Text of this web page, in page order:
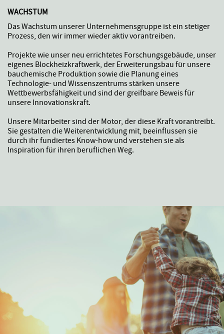
WACHSTUM
Das Wachstum unserer Unternehmensgruppe ist ein stetiger
Prozess, den wir immer wieder aktiv vorantreiben.
Projekte wie unser neu errichtetes Forschungsgebäude, unser
eigenes Blockheizkraftwerk, der Erweiterungsbau für unsere
bauchemische Produktion sowie die Planung eines
Technologie- und Wissenszentrums stärken unsere
Wettbewerbsfähigkeit und sind der greifbare Beweis für
unsere Innovationskraft.
Unsere Mitarbeiter sind der Motor, der diese Kraft vorantreibt.
Sie gestalten die Weiterentwicklung mit, beeinflussen sie
durch ihr fundiertes Know-how und verstehen sie als
Inspiration für ihren beruflichen Weg.